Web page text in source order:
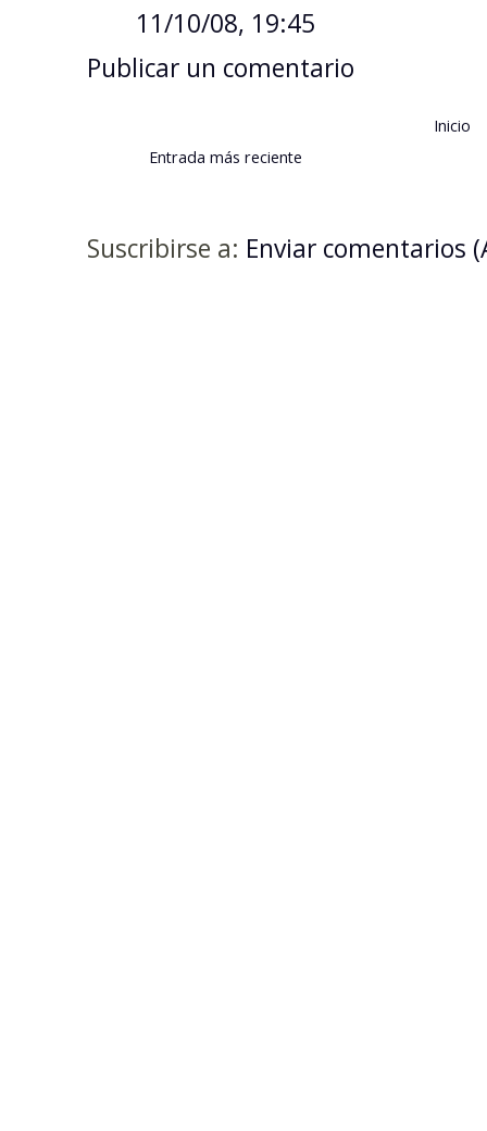
11/10/08, 19:45
Publicar un comentario
Entrada más reciente
Inicio
Suscribirse a: Enviar comentarios